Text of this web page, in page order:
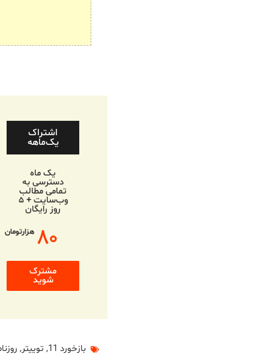
اشتراک
یک‌ماهه
یک ماه
دسترسی به
تمامی مطالب
وب‌سایت + ۵
روز رایگان
۸۰ هزارتومان
مشترک
شوید
بازخورد 11 , توییتر,